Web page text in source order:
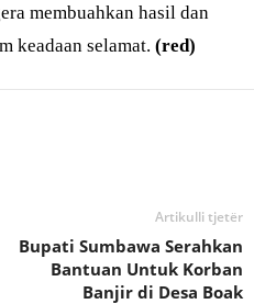
membuahkan hasil dan
keadaan selamat. (red)
Artikulli tjetër
Bupati Sumbawa Serahkan
Bantuan Untuk Korban
Banjir di Desa Boak